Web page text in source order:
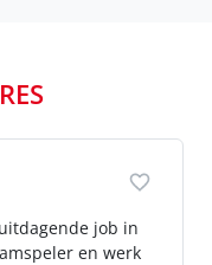
job in
en werk